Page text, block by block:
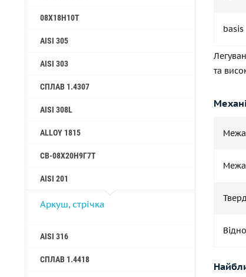
08Х18Н10Т
AISI 305
AISI 303
СПЛАВ 1.4307
AISI 308L
ALLOY 1815
СВ-08Х20Н9Г7Т
AISI 201
Аркуш, стрічка
AISI 316
СПЛАВ 1.4418
basis
та
Межа
Межа